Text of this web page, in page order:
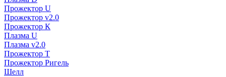
Прожектор U
Прожектор v2.0
Прожектор К
Плазма U
Плазма v2.0
Прожектор Т
Прожектор Ригель
Шелл